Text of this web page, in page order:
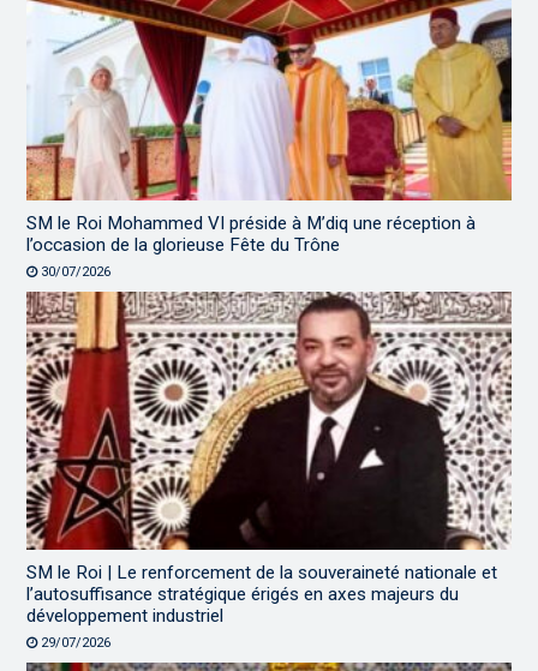
SM le Roi Mohammed VI préside à M’diq une réception à
l’occasion de la glorieuse Fête du Trône
30/07/2026
SM le Roi | Le renforcement de la souveraineté nationale et
l’autosuffisance stratégique érigés en axes majeurs du
développement industriel
29/07/2026